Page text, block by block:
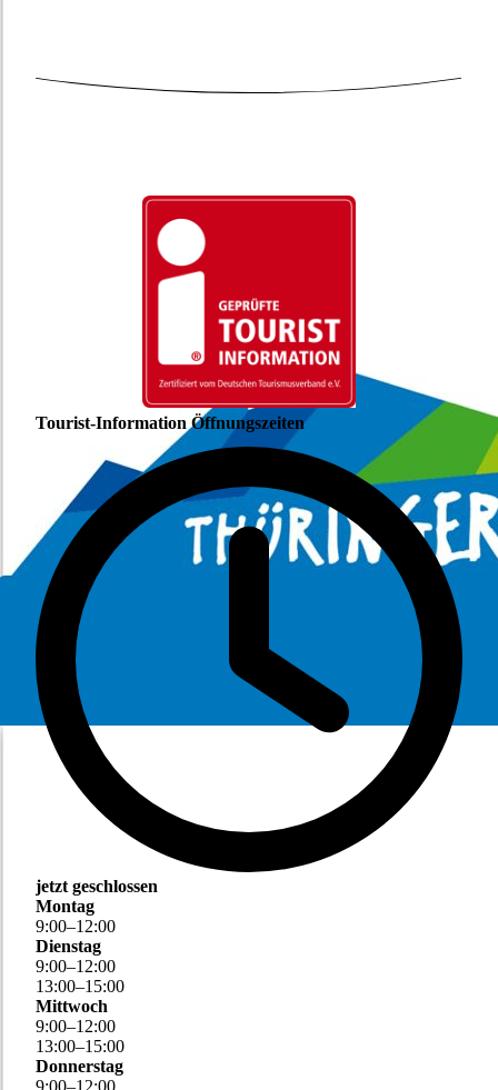
Tourist-Information Öffnungszeiten
jetzt geschlossen
Montag
9:00–12:00
Dienstag
9:00–12:00
13:00–15:00
Mittwoch
9:00–12:00
13:00–15:00
Donnerstag
9:00–12:00